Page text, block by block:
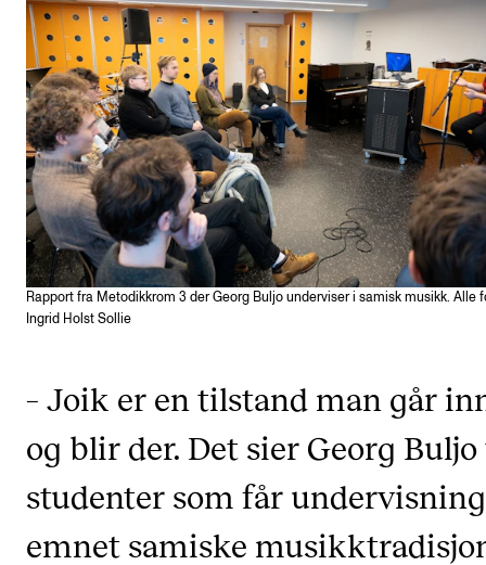
VERKTØY OG HJELP
IT og digitale tjenester
Canvas
Innkjøp og økonomi
Kommunikasjon
Rom og bygg
Alle hjelpesider
Eksamen og vitnemål
Timeplaner og undervisning
Digitale ressurser for undervisning
Studentenes psykososiale læringsmiljø
Rapport fra Metodikkrom 3 der Georg Buljo underviser i samisk musikk. Alle
Ingrid Holst Sollie
– Joik er en tilstand man går
og blir der. Det sier Georg
studenter som får
emnet samiske